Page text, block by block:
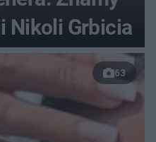
Nikoli Grbicia
63